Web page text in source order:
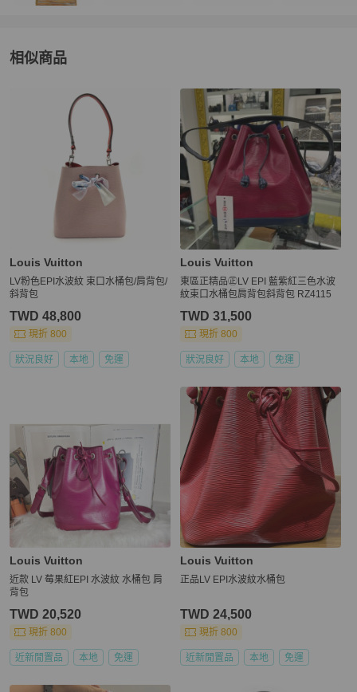
相似商品
推薦精品
Louis Vuitton
LV粉色EPI水波紋 束口水桶包/肩背包/
斜背包
TWD 48,800
現折 800
狀況良好 本地 免運
Louis Vuitton
東區正精品㊣LV EPI 藍紫紅三色水波
紋束口水桶包肩背包斜背包 RZ4115
TWD 31,500
現折 800
狀況良好 本地 免運
Louis Vuitton
近款 LV 莓果紅EPI 水波紋 水桶包 肩
背包
TWD 20,520
現折 800
近新閒置品 本地 免運
Louis Vuitton
正品LV EPI水波紋水桶包
TWD 24,500
現折 800
近新閒置品 本地 免運